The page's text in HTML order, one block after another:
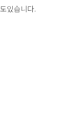
있습니다.